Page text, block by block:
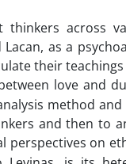
across
as a
their
love and
method
and then to
perspectives on